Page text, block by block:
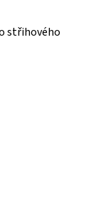
střihového